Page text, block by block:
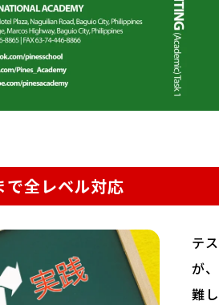
で全レベル対応
テ
が
難